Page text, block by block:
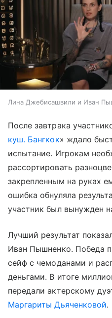
Лина Джебисашвили и Иван
После завтрака
куш. Бангкок» ждало
испытание. Игрокам
рассортировать
закрепленным на руках
ошибка обнуляла
участник был вынужден
Лучший результат
Иван Пышненко. Победа
сейф с чемоданами и
деньгами. В итоге
передали актерскому
Маргариты Дьяченковой.